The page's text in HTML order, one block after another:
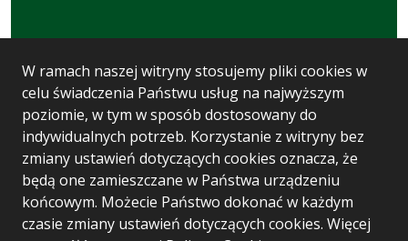
W ramach naszej witryny stosujemy pliki cookies w
celu świadczenia Państwu usług na najwyższym
poziomie, w tym w sposób dostosowany do
indywidualnych potrzeb. Korzystanie z witryny bez
zmiany ustawień dotyczących cookies oznacza, że
będą one zamieszczane w Państwa urządzeniu
końcowym. Możecie Państwo dokonać w każdym
czasie zmiany ustawień dotyczących cookies. Więcej
Statystyki oglądalności
Ostatnio dodane
Polityka prywatności